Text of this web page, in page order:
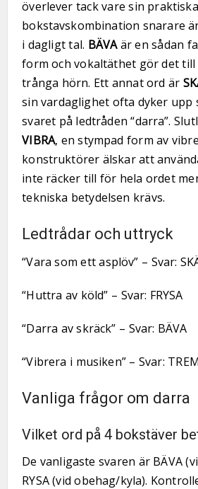
överlever tack vare sin praktiska
bokstavskombination snarare
i dagligt tal. BÄVAär en sådan
form och vokaltäthet gör det
trånga hörn. Ett annat ord är
sin vardaglighet ofta dyker upp
svaret på ledtråden “darra”.
VIBRA, en stympad form av
konstruktörer älskar att
inte räcker till för hela ordet
tekniska betydelsen krävs.
Ledtrådar och uttryck
“Vara som ett asplöv” – Svar:
“Huttra av köld” – Svar: FRYSA
“Darra av skräck” – Svar: BÄVA
“Vibrera i musiken” – Svar:
Vanliga frågor om darra
Vilket ord på 4 bokstäver
De vanligaste svaren är BÄVA
RYSA (vid obehag/kyla).